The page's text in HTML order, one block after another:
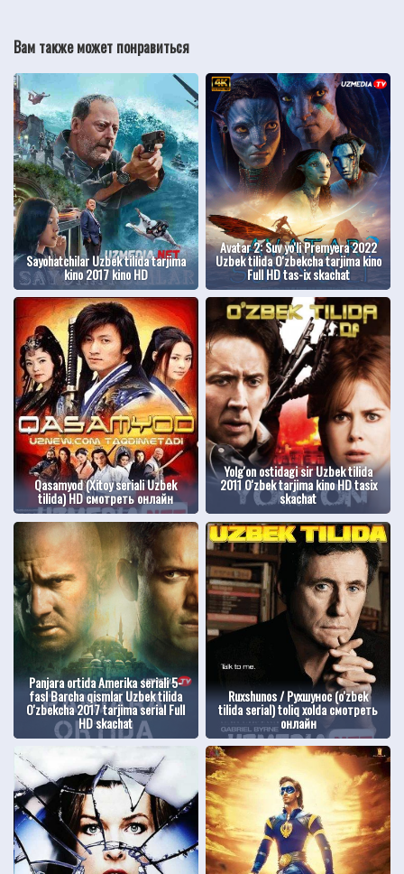
Вам также может понравиться
Sayohatchilar Uzbek tilida tarjima
kino 2017 kino HD
Avatar 2: Suv yo'li Premyera 2022
Uzbek tilida O'zbekcha tarjima kino
Full HD tas-ix skachat
Qasamyod (Xitoy seriali Uzbek
tilida) HD смотреть онлайн
Yolg'on ostidagi sir Uzbek tilida
2011 O'zbek tarjima kino HD tasix
skachat
Panjara ortida Amerika seriali 5-
fasl Barcha qismlar Uzbek tilida
O'zbekcha 2017 tarjima serial Full
HD skachat
Ruxshunos / Рухшунос (o'zbek
tilida serial) toliq xolda смотреть
онлайн